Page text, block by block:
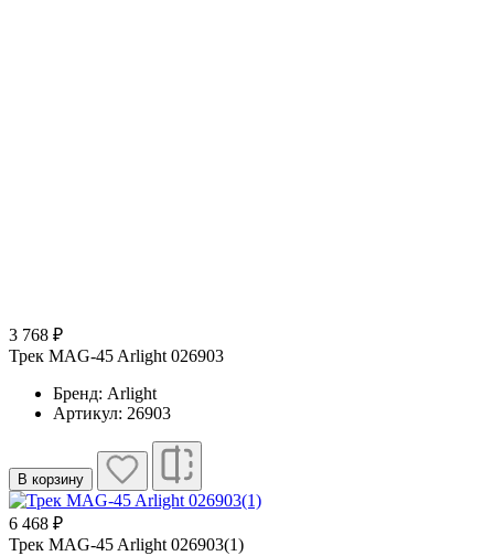
3 768 ₽
Трек MAG-45 Arlight 026903
Бренд: Arlight
Артикул: 26903
В корзину
6 468 ₽
Трек MAG-45 Arlight 026903(1)